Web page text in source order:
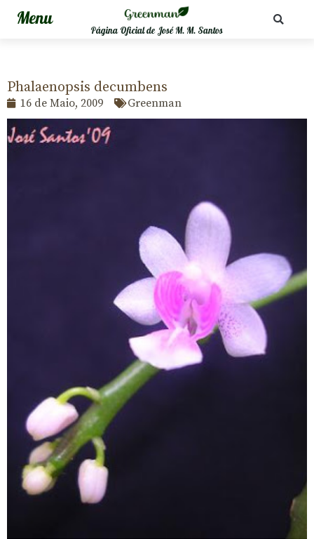
Página Oficial de José M. M. Santos
Phalaenopsis decumbens
16 de Maio, 2009 Greenman